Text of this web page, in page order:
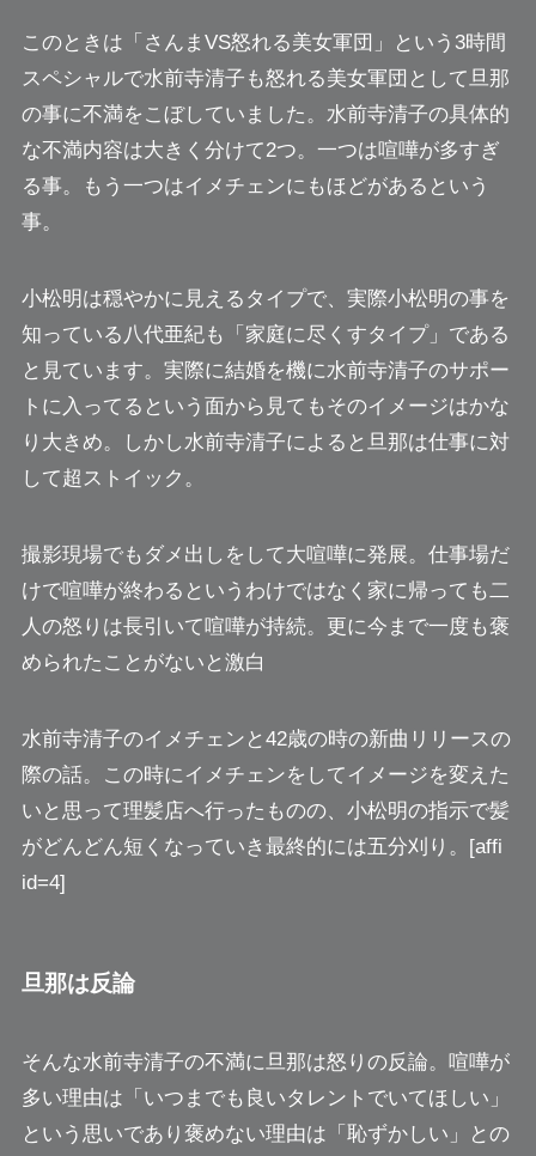
このときは「さんまVS怒れる美女軍団」という3時間
スペシャルで水前寺清子も怒れる美女軍団として旦那
の事に不満をこぼしていました。水前寺清子の具体的
な不満内容は大きく分けて2つ。 一つは喧嘩が多すぎ
る事。もう一つはイメチェンにもほどがあるという
事。
小松明は穏やかに見えるタイプで、実際小松明の事を
知っている八代亜紀も「家庭に尽くすタイプ」である
と見ています。実際に結婚を機に水前寺清子のサポー
トに入ってるという面から見てもそのイメージはかな
り大きめ。しかし水前寺清子によると旦那は仕事に対
して超ストイック。
撮影現場でもダメ出しをして大喧嘩に発展。仕事場だ
けで喧嘩が終わるというわけではなく家に帰っても二
人の怒りは長引いて喧嘩が持続。 更に今まで一度も褒
められたことがないと激白
水前寺清子のイメチェンと42歳の時の新曲リリースの
際の話。この時にイメチェンをしてイメージを変えた
いと思って理髪店へ行ったものの、小松明の指示で髪
がどんどん短くなっていき最終的には五分刈り。[affi
id=4]
旦那は反論
そんな水前寺清子の不満に旦那は怒りの反論。喧嘩が
多い理由は「いつまでも良いタレントでいてほしい」
という思いであり褒めない理由は「恥ずかしい」との